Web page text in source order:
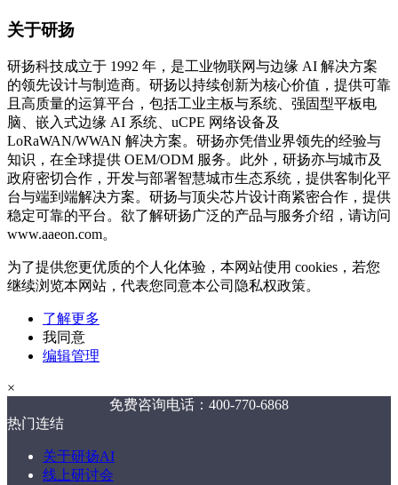
关于研扬
研扬科技成立于 1992 年，是工业物联网与边缘 AI 解决方案
的领先设计与制造商。研扬以持续创新为核心价值，提供可靠
且高质量的运算平台，包括工业主板与系统、强固型平板电
脑、嵌入式边缘 AI 系统、uCPE 网络设备及
LoRaWAN/WWAN 解决方案。研扬亦凭借业界领先的经验与
知识，在全球提供 OEM/ODM 服务。此外，研扬亦与城市及
政府密切合作，开发与部署智慧城市生态系统，提供客制化平
台与端到端解决方案。研扬与顶尖芯片设计商紧密合作，提供
稳定可靠的平台。欲了解研扬广泛的产品与服务介绍，请访问
www.aaeon.com。
为了提供您更优质的个人化体验，本网站使用 cookies，若您
继续浏览本网站，代表您同意本公司隐私权政策。
了解更多
我同意
编辑管理
×
免费咨询电话：400-770-6868
热门连结
关于研扬AI
线上研讨会